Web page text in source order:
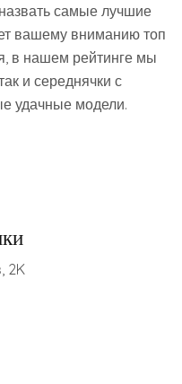
самые лучшие
вашему вниманию топ
в нашем рейтинге мы
и середнячки с
удачные модели.
2K